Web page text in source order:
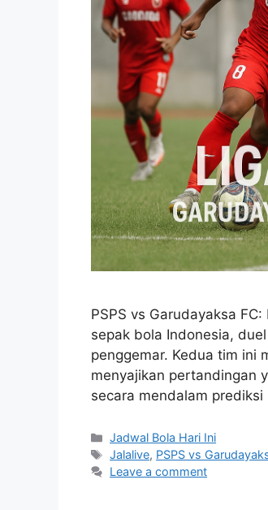
PSPS vs Garudayaksa
sepak bola Indonesia,
penggemar. Kedua tim ini
menyajikan pertandingan
secara mendalam
Categories
Jadwal Bola Hari Ini
Tags
Jalalive, PSPS vs
Leave a comment